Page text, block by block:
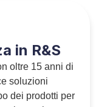
in R&S
oltre 15 anni di
soluzioni
dei prodotti per